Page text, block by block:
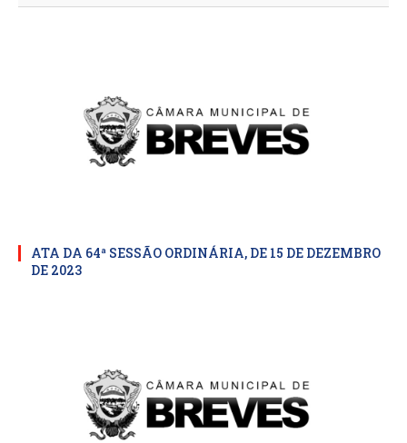
ATA DA 64ª SESSÃO ORDINÁRIA, DE 15 DE DEZEMBRO
DE 2023